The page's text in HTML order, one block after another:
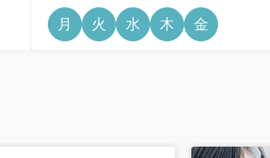
月 火 水 木 金